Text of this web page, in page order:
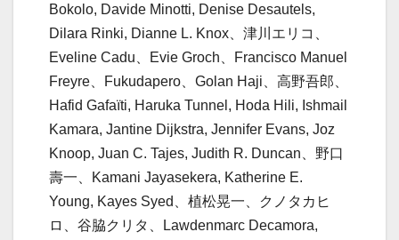
Bokolo, Davide Minotti, Denise Desautels,
Dilara Rinki, Dianne L. Knox、津川エリコ、
Eveline Cadu、Evie Groch、Francisco Manuel
Freyre、Fukudapero、Golan Haji、高野吾郎、
Hafid Gafaïti, Haruka Tunnel, Hoda Hili, Ishmail
Kamara, Jantine Dijkstra, Jennifer Evans, Joz
Knoop, Juan C. Tajes, Judith R. Duncan、野口
壽一、Kamani Jayasekera, Katherine E.
Young, Kayes Syed、植松晃一、クノタカヒ
ロ、谷脇クリタ、Lawdenmarc Decamora,